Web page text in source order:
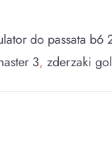
do passata b6
3,zderzaki